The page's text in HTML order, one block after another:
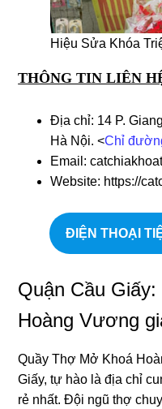
Hiệu Sửa Khóa
THÔNG TIN LIÊN
Địa chỉ: 14 P.
Hà Nội. <Chỉ
Email:
Website: https://
ĐIỆN THOẠI
Quận Cầu
Hoàng Vương
Quầy Thợ Mở Khoá
Giấy, tự hào là địa chỉ
rẻ nhất. Đội ngũ thợ